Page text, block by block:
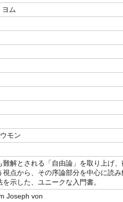
ム
モン
難解とされる「自由論」を取り上げ
視点から、その序論部分を中心に読
示した、ユニークな入門書。
Joseph von